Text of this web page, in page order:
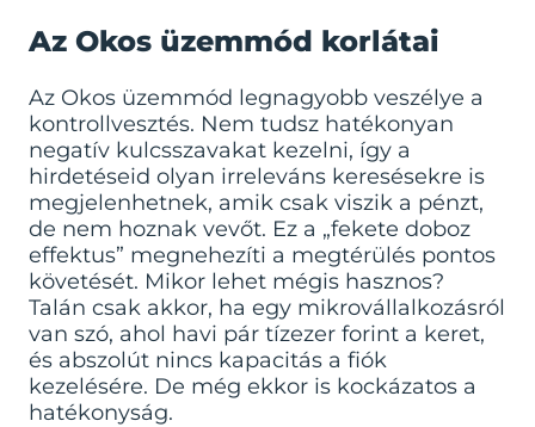
Az Okos üzemmód korlátai
Az Okos üzemmód legnagyobb veszélye a
kontrollvesztés. Nem tudsz hatékonyan
negatív kulcsszavakat kezelni, így a
hirdetéseid olyan irreleváns keresésekre is
megjelenhetnek, amik csak viszik a pénzt,
de nem hoznak vevőt. Ez a „fekete doboz
effektus” megnehezíti a megtérülés pontos
követését. Mikor lehet mégis hasznos?
Talán csak akkor, ha egy mikrovállalkozásról
van szó, ahol havi pár tízezer forint a keret,
és abszolút nincs kapacitás a fiók
kezelésére. De még ekkor is kockázatos a
hatékonyság.